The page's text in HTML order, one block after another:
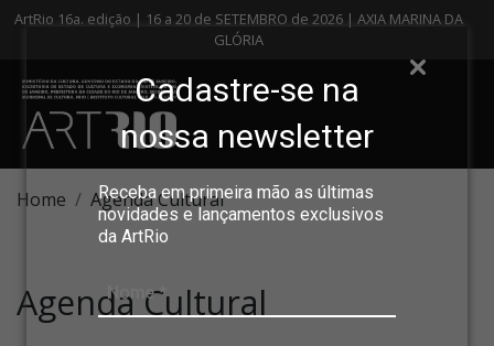
Cadastre-se na
nossa newsletter
Receba em primeira mão as últimas
novidades e lançamentos exclusivos
da ArtRio
ArtRio 16a. edição | 16 a 20 de SETEMBRO de 2026 | AXIA MARINA DA
GLÓRIA
Home Agenda Cultural
Agenda Cultural